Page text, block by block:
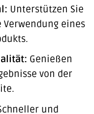
Unterstützen Sie
eines
Genießen
von der
und